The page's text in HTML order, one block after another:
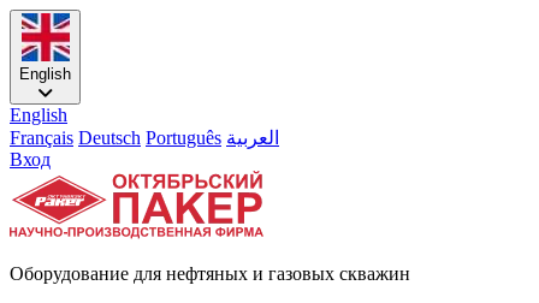
English
English
Français Deutsch Português العربية
Вход
Оборудование для нефтяных и газовых скважин